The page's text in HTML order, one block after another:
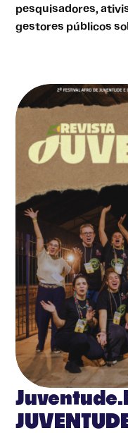
pesquisadores,
gestores públicos